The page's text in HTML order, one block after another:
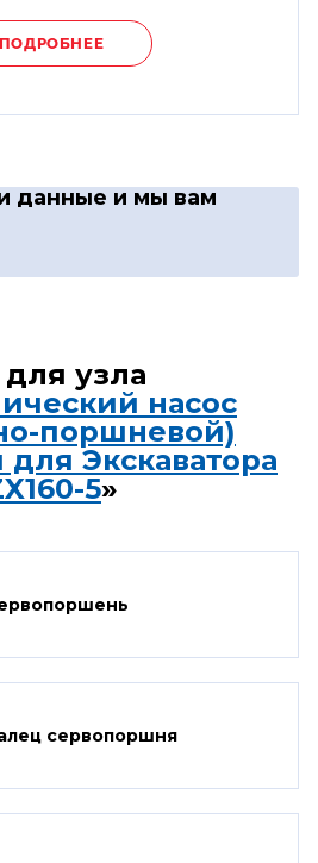
ПОДРОБНЕЕ
данные и мы вам
узла
насос
поршневой)
Экскаватора
5»
сервопоршня